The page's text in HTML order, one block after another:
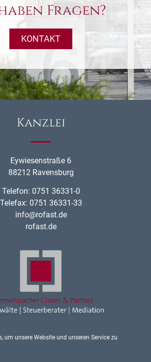
um unsere Website und unseren Service zu
Fragen?
KONTAKT
Kanzlei
Eywiesenstraße 6
88212 Ravensburg
Telefon: 0751 36331-0
Telefax: 0751 36331-33
info@rofast.de
rofast.de
Ravensburg